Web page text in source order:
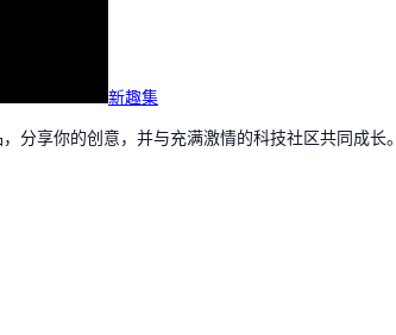
新趣集
分享你的创意，并与充满激情的科技社区共同成长。